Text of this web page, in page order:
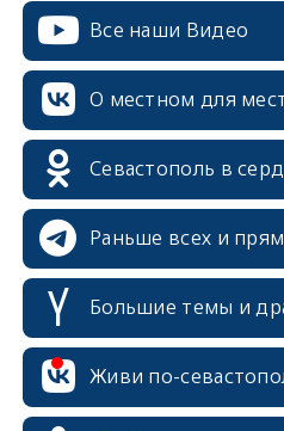
Все наши Видео
О местном для
Севастополь в
Раньше всех и
Большие темы и
Живи по-